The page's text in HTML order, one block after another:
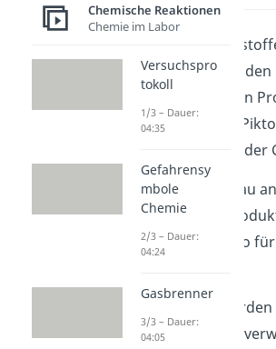
Ob auf Deos,
Putzmitteln — auf den
unterschiedlichsten
Alltags findest du
Gefahrensymbole der
Sie zeigen dir genau
dem jeweiligen
hast und sorgen so
Früher
Gefahrensymbole
Chemische Reaktionen
Chemie im Labor
Versuchspro
tokoll
1/3 – Dauer:
04:35
Gefahrensy
mbole
Chemie
2/3 – Dauer:
04:24
Gasbrenner
3/3 – Dauer:
04:05